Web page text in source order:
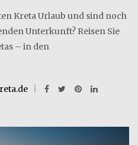
Kreta Urlaub und sind noch
Unterkunft? Reisen Sie
– in den